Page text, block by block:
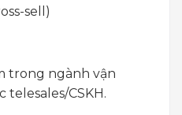
sell)
trong ngành vận
telesales/CSKH.